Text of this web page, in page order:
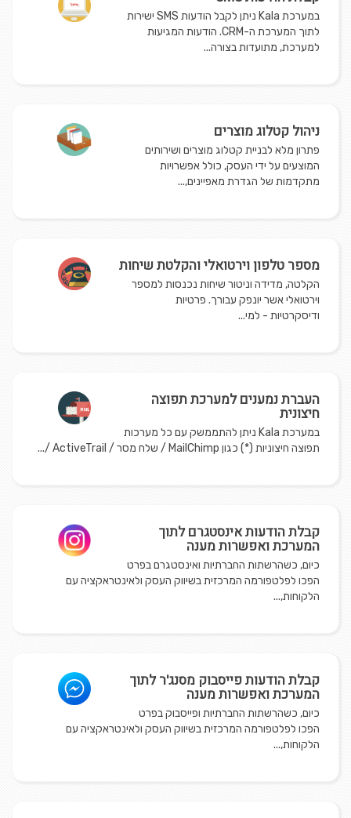
במערכת Kala ניתן לקבל הודעות SMS ישירות
לתוך המערכת ה-CRM. הודעות המגיעות
למערכת, מתועדות בצורה...
ניהול קטלוג מוצרים
פתרון מלא לבניית קטלוג מוצרים ושירותים
המוצעים על ידי העסק, כולל אפשרויות
מתקדמות של הגדרת מאפיינים,...
​מספר טלפון וירטואלי והקלטת שיחות
הקלטה, מדידה וניטור שיחות נכנסות למספר
וירטואלי אשר יונפק עבורך. פרטיות
ודיסקרטיות - למי...
העברת נמענים למערכת תפוצה
חיצונית
במערכת Kala ניתן להתממשק עם כל מערכות
תפוצה חיצוניות (*) כגון MailChimp / שלח מסר / ActiveTrail /...
קבלת הודעות אינסטגרם לתוך
המערכת ואפשרות מענה
כיום, כשהרשתות החברתיות ואינסטגרם בפרט
הפכו לפלטפורמה המרכזית בשיווק העסק ולאינטראקציה עם
הלקוחות,...
קבלת הודעות פייסבוק מסנג'ר לתוך
המערכת ואפשרות מענה
כיום, כשהרשתות החברתיות ופייסבוק בפרט
הפכו לפלטפורמה המרכזית בשיווק העסק ולאינטראקציה עם
הלקוחות,...